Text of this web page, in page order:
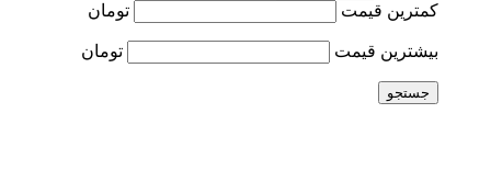
کمترین قیمت
تومان
بیشترین قیمت تومان
جستجو